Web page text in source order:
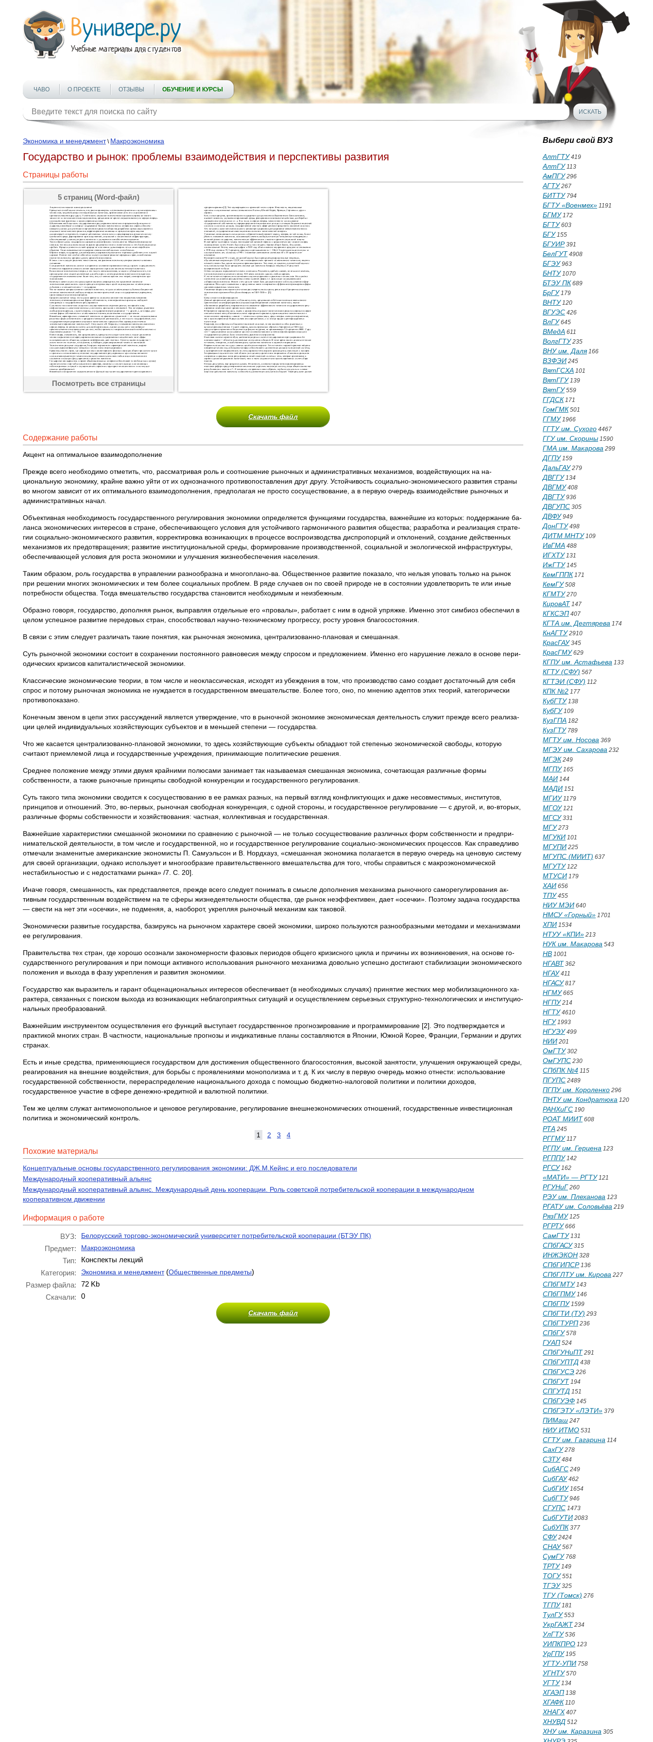
ЧАВО О ПРОЕКТЕ ОТЗЫВЫ ОБУЧЕНИЕ И КУРСЫ
Экономика и менеджмент\ Макроэкономика
Государство и рынок: проблемы взаимодействия и перспективы развития
Страницы работы
5 страниц (Word-файл)
Посмотреть все страницы
Скачать файл
Содержание работы
Акцент на оптимальное взаимодополнение
Прежде всего необходимо отметить, что, рас­сматривая роль и соотношение рыночных и адми­нистративных механизмов, воздействующих на на­
циональную экономику, крайне важно уйти от их однозначного противопоставления друг другу. Ус­тойчивость социально-экономического развития страны
во многом зависит от их оптимального взаи­модополнения, предполагая не просто сосуществова­ние, а в первую очередь взаимодействие рыночных и
административных начал.
Объективная необходимость государственного ре­гулирования экономики определяется функциями го­сударства, важнейшие из которых: поддержание ба­
ланса экономических интересов в стране, обеспечи­вающего условия для устойчивого гармоничного развития общества; разработка и реализация страте­
гии социально-экономического развития, корректи­ровка возникающих в процессе воспроизводства диспропорций и отклонений, создание действенных
механизмов их предотвращения; развитие институ­циональной среды, формирование производствен­ной, социальной и экологической инфраструктуры,
обеспечивающей условия для роста экономики и улучшения жизнеобеспечения населения.
Таким образом, роль государства в управлении разнообразна и многоплано-ва. Общественное развитие показало, что нельзя уповать только на рынок
при решении многих экономических и тем более социальных проблем. В ряде слу­чаев он по своей природе не в состоянии удовлетворить те или иные
потреб­ности общества. Тогда вмешательство государства становится необходимым и неизбежным.
Образно говоря, государство, дополняя рынок, выправляя отдельные его «про­валы», работает с ним в одной упряжке. Именно этот симбиоз обеспечил в
це­лом успешное развитие передовых стран, способствовал научно-техническому прогрессу, росту уровня благосостояния.
В связи с этим следует различать такие понятия, как рыночная экономика, централизованно-плановая и смешанная.
Суть рыночной экономики состоит в сохранении постоянного равновесия между спросом и предложением. Именно его нарушение лежало в основе пери­
одических кризисов капиталистической экономики.
Классические экономические теории, в том числе и неоклассическая, исхо­дят из убеждения в том, что производство само создает достаточный для себя
спрос и потому рыночная экономика не нуждается в государственном вмеша­тельстве. Более того, оно, по мнению адептов этих теорий, категорически
про­тивопоказано.
Конечным звеном в цепи этих рассуждений является утверждение, что в рыночной экономике экономическая деятельность служит прежде всего реализа­
ции целей индивидуальных хозяйствующих субъектов и в меньшей степени — го­сударства.
Что же касается централизованно-плановой экономики, то здесь хозяйствую­щие субъекты обладают той степенью экономической свободы, которую
счита­ют приемлемой лица и государственные учреждения, принимающие политичес­кие решения.
Среднее положение между этими двумя крайними полюсами занимает так называемая смешанная экономика, сочетающая различные формы
собственнос­ти, а также рыночные принципы свободной конкуренции и государственного регулирования.
Суть такого типа экономики сводится к сосуществованию в ее рамках раз­ных, на первый взгляд конфликтующих и даже несовместимых, институтов,
принципов и отношений. Это, во-первых, рыночная свободная конкуренция, с одной стороны, и государственное регулирование — с другой, и, во-вторых,
раз­личные формы собственности и хозяйствования: частная, коллективная и госу­дарственная.
Важнейшие характеристики смешанной экономики по сравнению с рыноч­ной — не только сосуществование различных форм собственности и предпри­
нимательской деятельности, в том числе и государственной, но и государствен­ное регулирование социально-экономических процессов. Как справедливо
отмеча­ли знаменитые американские экономисты П. Самуэльсон и В. Нордхауз, «сме­шанная экономика полагается в первую очередь на ценовую систему
для своей ор­ганизации, однако использует и многообразие правительственного вмешательства для того, чтобы справиться с макроэкономической
нестабильностью и с недостат­ками рынка» /7. С. 20].
Иначе говоря, смешанность, как представляется, прежде всего следует понимать в смысле дополнения механизма рыночного саморегулирования ак­
тивным государственным воздействием на те сферы жизнедеятельности об­щества, где рынок неэффективен, дает «осечки». Поэтому задача государ­ства
— свести на нет эти «осечки», не подменяя, а, наоборот, укрепляя ры­ночный механизм как таковой.
Экономически развитые государства, базируясь на рыночном характере своей экономики, широко пользуются разнообразными методами и механизма­ми
ее регулирования.
Правительства тех стран, где хорошо осознали закономерности фазовых пе­риодов общего кризисного цикла и причины их возникновения, на основе го­
сударственного регулирования и при помощи активного использования рыноч­ного механизма довольно успешно достигают стабилизации экономического
положения и выхода в фазу укрепления и развития экономики.
Государство как выразитель и гарант общенациональных интересов обеспе­чивает (в необходимых случаях) принятие жестких мер мобилизационного ха­
рактера, связанных с поиском выхода из возникающих неблагоприятных ситу­аций и осуществлением серьезных структурно-технологических и институцио­
нальных преобразований.
Важнейшим инструментом осуществления его функций выступает государ­ственное прогнозирование и программирование [2]. Это подтверждается и
прак­тикой многих стран. В частности, национальные прогнозы и индикативные планы составляются в Японии, Южной Корее, Франции, Германии и других
странах.
Есть и иные средства, применяющиеся государством для достижения об­щественного благосостояния, высокой занятости, улучшения окружающей среды,
реагирования на внешние воздействия, для борьбы с проявлениями мо­нополизма и т. д. К их числу в первую очередь можно отнести: использование
государственной собственности, перераспределение национального дохода с по­мощью бюджетно-налоговой политики и политики доходов,
государственное участие в сфере денежно-кредитной и валютной политики.
Тем же целям служат антимонопольное и ценовое регулирование, регулиро­вание внешнеэкономических отношений, государственные инвестиционная
по­литика и экономический контроль.
1 2 3 4
Похожие материалы
Концептуальные основы государственного регулирования экономики: ДЖ.М.Кейнс и его последователи
Международный кооперативный альянс
Международный кооперативный альянс. Международный день кооперации. Роль советской потребительской кооперации в международном
кооперативном движении
Информация о работе
ВУЗ: Белорусский торгово-экономический университет потребительской кооперации (БТЭУ ПК)
Предмет: Макроэкономика
Тип:
Конспекты лекций
Категория:
Экономика и менеджмент(Общественные предметы)
Размер файла:
72 Kb
Скачали:
0
Скачать файл
Выбери свой ВУЗ
АлтГТУ419
АлтГУ113
АмПГУ296
АГТУ267
БИТТУ794
БГТУ «Военмех» 1191
БГМУ172
БГТУ603
БГУ155
БГУИР391
БелГУТ 4908
БГЭУ963
БНТУ1070
БТЭУ ПК 689
БрГУ179
ВНТУ120
ВГУЭС 426
ВлГУ645
ВМедА 611
ВолгГТУ235
ВНУ им. Даля166
ВЗФЭИ 245
ВятГСХА 101
ВятГГУ139
ВятГУ559
ГГДСК 171
ГомГМК 501
ГГМУ1966
ГГТУ им. Сухого 4467
ГГУ им. Скорины 1590
ГМА им. Макарова 299
ДГПУ159
ДальГАУ279
ДВГГУ134
ДВГМУ408
ДВГТУ936
ДВГУПС 305
ДВФУ949
ДонГТУ498
ДИТМ МНТУ109
ИвГМА 488
ИГХТУ131
ИжГТУ145
КемГППК 171
КемГУ508
КГМТУ270
КировАТ 147
КГКСЭП 407
КГТА им. Дегтярева 174
КнАГТУ2910
КрасГАУ345
КрасГМУ629
КГПУ им. Астафьева 133
КГТУ (СФУ) 567
КГТЭИ (СФУ) 112
КПК №2 177
КубГТУ138
КубГУ109
КузГПА 182
КузГТУ789
МГТУ им. Носова 369
МГЭУ им. Сахарова 232
МГЭК 249
МГПУ165
МАИ 144
МАДИ 151
МГИУ1179
МГОУ121
МГСУ331
МГУ273
МГУКИ 101
МГУПИ 225
МГУПС (МИИТ) 637
МГУТУ122
МТУСИ 179
ХАИ 656
ТПУ455
НИУ МЭИ 640
НМСУ «Горный» 1701
ХПИ 1534
НТУУ «КПИ» 213
НУК им. Макарова 543
НВ 1001
НГАВТ 362
НГАУ411
НГАСУ817
НГМУ665
НГПУ214
НГТУ4610
НГУ1993
НГУЭУ499
НИИ 201
ОмГТУ302
ОмГУПС 230
СПбПК №4 115
ПГУПС 2489
ПГПУ им. Короленко 296
ПНТУ им. Кондратюка 120
РАНХиГС 190
РОАТ МИИТ 608
РТА 245
РГГМУ117
РГПУ им. Герцена 123
РГППУ142
РГСУ162
«МАТИ» — РГТУ121
РГУНиГ 260
РЭУ им. Плеханова 123
РГАТУ им. Соловьёва 219
РязГМУ125
РГРТУ666
СамГТУ131
СПбГАСУ315
ИНЖЭКОН 328
СПбГИПСР136
СПбГЛТУ им. Кирова 227
СПбГМТУ143
СПбГПМУ146
СПбГПУ1599
СПбГТИ (ТУ) 293
СПбГТУРП 236
СПбГУ578
ГУАП 524
СПбГУНиПТ 291
СПбГУПТД 438
СПбГУСЭ 226
СПбГУТ 194
СПГУТД 151
СПбГУЭФ 145
СПбГЭТУ «ЛЭТИ» 379
ПИМаш 247
НИУ ИТМО 531
СГТУ им. Гагарина 114
СахГУ278
СЗТУ484
СибАГС 249
СибГАУ462
СибГИУ1654
СибГТУ946
СГУПС 1473
СибГУТИ 2083
СибУПК 377
СФУ2424
СНАУ567
СумГУ768
ТРТУ149
ТОГУ551
ТГЭУ325
ТГУ (Томск) 276
ТГПУ181
ТулГУ553
УкрГАЖТ 234
УлГТУ536
УИПКПРО 123
УрГПУ195
УГТУ-УПИ 758
УГНТУ570
УГТУ134
ХГАЭП 138
ХГАФК 110
ХНАГХ 407
ХНУВД 512
ХНУ им. Каразина 305